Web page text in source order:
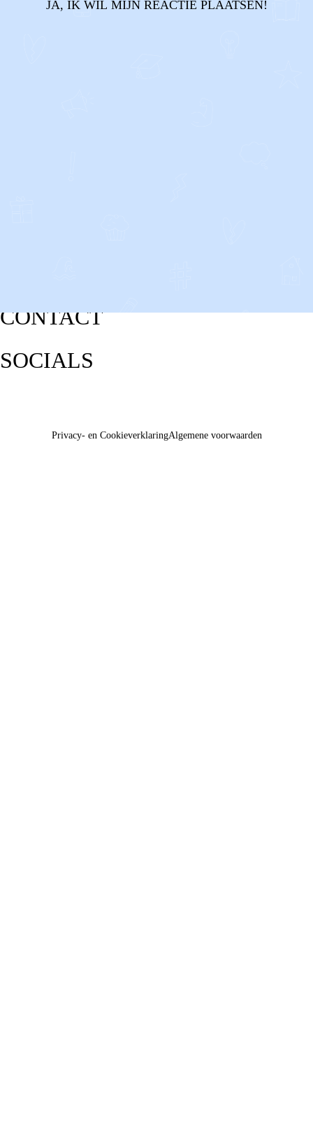
JA, IK WIL MIJN REACTIE PLAATSEN!
CONTACT
SOCIALS
Privacy- en CookieverklaringAlgemene voorwaarden